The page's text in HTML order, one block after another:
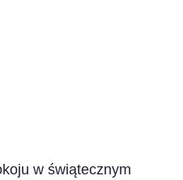
w świątecznym